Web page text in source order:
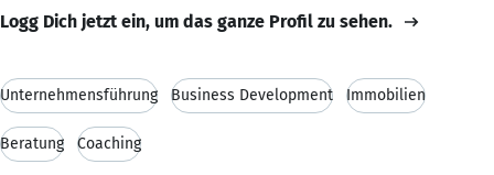
Logg Dich jetzt ein, um das ganze Profil zu sehen.
Unternehmensführung Business Development Immobilien
Beratung Coaching